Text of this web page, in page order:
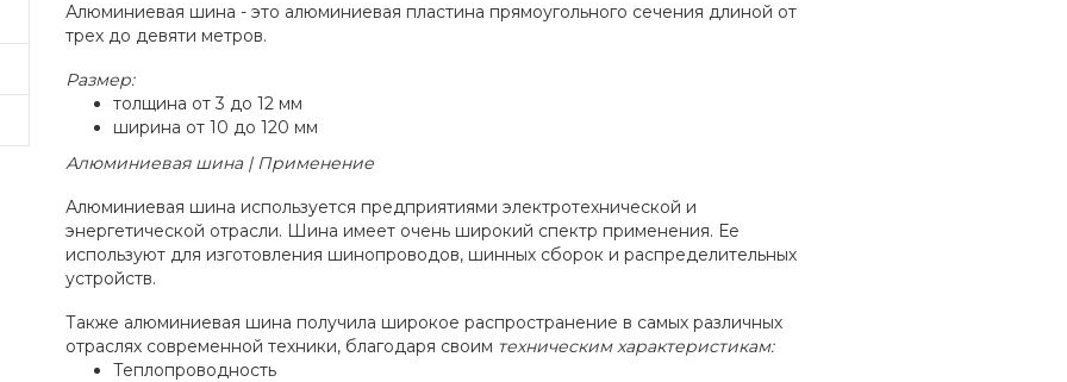
Алюминиевая шина - это алюминиевая пластина прямоугольного сечения длиной от
трех до девяти метров.
Размер:
толщина от 3 до 12 мм
ширина от 10 до 120 мм
Алюминиевая шина | Применение
Алюминиевая шина используется предприятиями электротехнической и
энергетической отрасли. Шина имеет очень широкий спектр применения. Ее
используют для изготовления шинопроводов, шинных сборок и распределительных
устройств.
Также алюминиевая шина получила широкое распространение в самых различных
отраслях современной техники, благодаря своим техническим характеристикам:
Теплопроводность